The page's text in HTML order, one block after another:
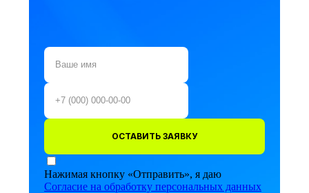
ОСТАВИТЬ ЗАЯВКУ
Нажимая кнопку «Отправить», я даю
Согласие на обработку персональных данных